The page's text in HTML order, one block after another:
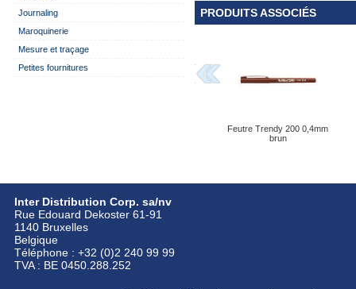
Journaling
Maroquinerie
Mesure et traçage
Petites fournitures
PRODUITS ASSOCIÉS
Feutre Trendy 200 0,4mm
brun
Inter Distribution Corp. sa/nv
Rue Edouard Dekoster 61-91
1140 Bruxelles
Belgique
Téléphone : +32 (0)2 240 99 99
TVA : BE 0450.288.252